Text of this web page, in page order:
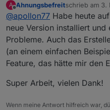
A
Offline
Ahnungsbefreitschrieb am 3.
zuletzt editiert
@apollon77 Habe heute
neue Version installiert
Probleme. Auch das
(an einem einfachen
Feature, das hätte mir den
Super Arbeit, vielen Dank!
Wenn meine Antwort hilfreich war,